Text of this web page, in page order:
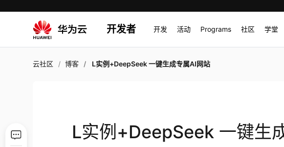
开发者 开发 活动 Programs 社区 学堂
云社区 博客 L实例+DeepSeek 一键生成专属AI网站
L实例+DeepSeek 一键生